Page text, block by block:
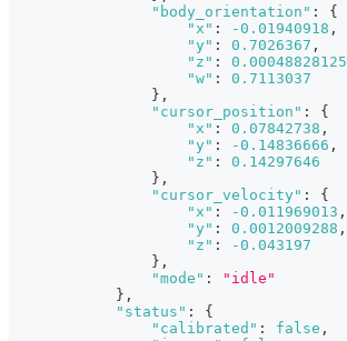
"body_orientation" :
{
"x" : -0.01940918 ,
"y" : 0.7026367 ,
"z" : 0.00048828125
"w" :
0.7113037
} ,
"cursor_position" :
{
"x" : 0.07842738 ,
"y" : -0.14836666 ,
"z" :
0.14297646
} ,
"cursor_velocity" :
{
"x" : -0.011969013 ,
"y" : 0.0012009288 ,
"z" :
-0.043197
} ,
"mode" :
"idle"
} ,
"status" :
{
"calibrated" : false ,